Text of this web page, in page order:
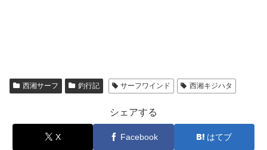
西湘サーフ 釣行記 サーフワインド 西湘キジハタ
シェアする
X Facebook はてブ